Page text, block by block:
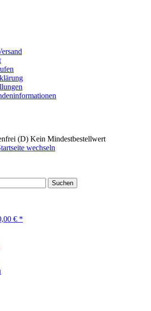
(D) Kein Mindestbestellwert
Suchen
€ *